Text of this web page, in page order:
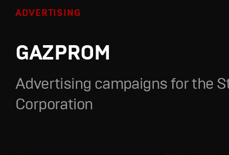
ADVERTISING
GAZPROM
Advertising campaigns for the
Corporation